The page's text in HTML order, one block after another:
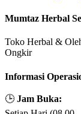
Mumtaz Herbal
Toko Herbal &
Ongkir
Informasi
🕒 Jam Buka: